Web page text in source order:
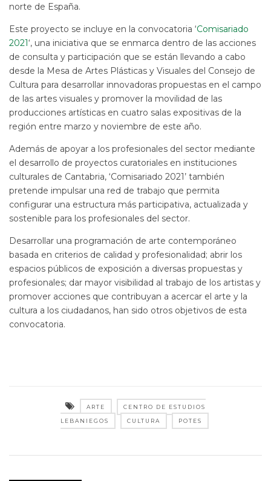
norte de España.
Este proyecto se incluye en la convocatoria ‘Comisariado
2021‘, una iniciativa que se enmarca dentro de las acciones
de consulta y participación que se están llevando a cabo
desde la Mesa de Artes Plásticas y Visuales del Consejo de
Cultura para desarrollar innovadoras propuestas en el campo
de las artes visuales y promover la movilidad de las
producciones artísticas en cuatro salas expositivas de la
región entre marzo y noviembre de este año.
Además de apoyar a los profesionales del sector mediante
el desarrollo de proyectos curatoriales en instituciones
culturales de Cantabria, ‘Comisariado 2021’ también
pretende impulsar una red de trabajo que permita
configurar una estructura más participativa, actualizada y
sostenible para los profesionales del sector.
Desarrollar una programación de arte contemporáneo
basada en criterios de calidad y profesionalidad; abrir los
espacios públicos de exposición a diversas propuestas y
profesionales; dar mayor visibilidad al trabajo de los artistas y
promover acciones que contribuyan a acercar el arte y la
cultura a los ciudadanos, han sido otros objetivos de esta
convocatoria.
ARTE CENTRO DE ESTUDIOS
LEBANIEGOS CULTURA POTES